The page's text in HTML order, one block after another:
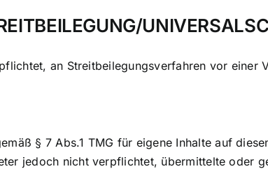
an Streitbeilegungsverfahren vor einer
§ 7 Abs.1 TMG für eigene Inhalte auf
jedoch nicht verpflichtet, übermittelte oder